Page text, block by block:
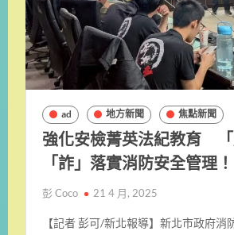
ad 地方新聞 焦點新聞
強化安檢菁英法紀教育
「詐」落實消防安全管理！
彭 Coco 21 4 月, 2025
【記者 彭可/新北報導】新北市政府消